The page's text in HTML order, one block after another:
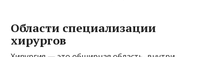
Области специализации
хирургов